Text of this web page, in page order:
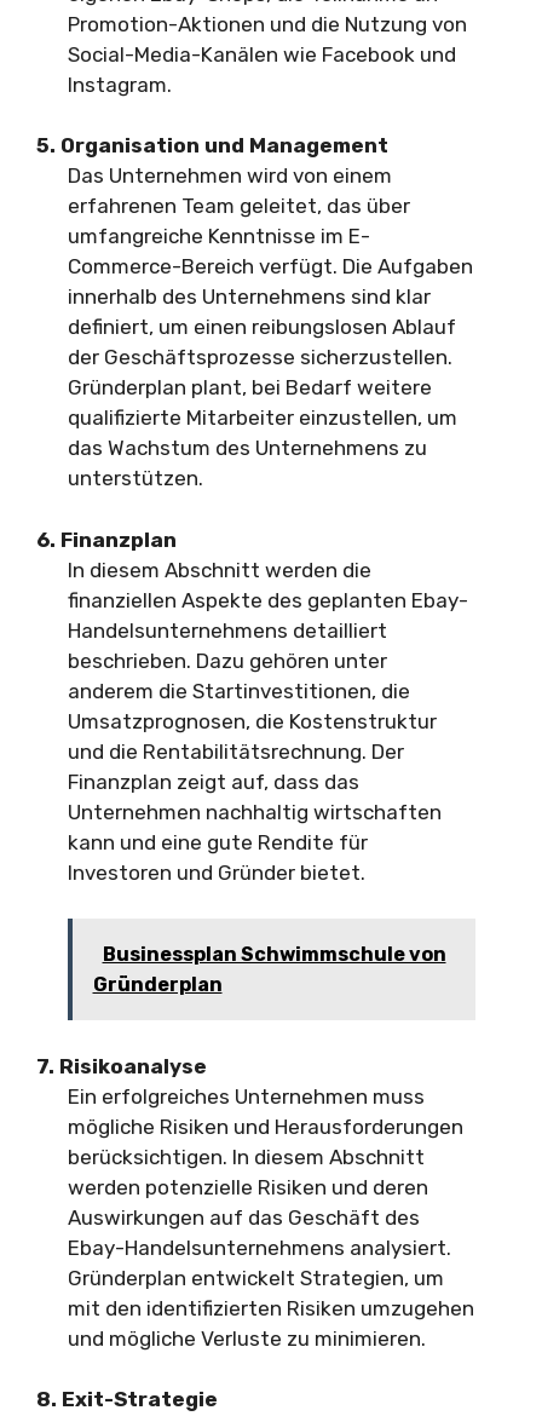
Promotion-Aktionen und die Nutzung von
Social-Media-Kanälen wie Facebook und
Instagram.
5. Organisation und Management
Das Unternehmen wird von einem
erfahrenen Team geleitet, das über
umfangreiche Kenntnisse im E-
Commerce-Bereich verfügt. Die Aufgaben
innerhalb des Unternehmens sind klar
definiert, um einen reibungslosen Ablauf
der Geschäftsprozesse sicherzustellen.
Gründerplan plant, bei Bedarf weitere
qualifizierte Mitarbeiter einzustellen, um
das Wachstum des Unternehmens zu
unterstützen.
6. Finanzplan
In diesem Abschnitt werden die
finanziellen Aspekte des geplanten Ebay-
Handelsunternehmens detailliert
beschrieben. Dazu gehören unter
anderem die Startinvestitionen, die
Umsatzprognosen, die Kostenstruktur
und die Rentabilitätsrechnung. Der
Finanzplan zeigt auf, dass das
Unternehmen nachhaltig wirtschaften
kann und eine gute Rendite für
Investoren und Gründer bietet.
Businessplan Schwimmschule von
Gründerplan
7. Risikoanalyse
Ein erfolgreiches Unternehmen muss
mögliche Risiken und Herausforderungen
berücksichtigen. In diesem Abschnitt
werden potenzielle Risiken und deren
Auswirkungen auf das Geschäft des
Ebay-Handelsunternehmens analysiert.
Gründerplan entwickelt Strategien, um
mit den identifizierten Risiken umzugehen
und mögliche Verluste zu minimieren.
8. Exit-Strategie